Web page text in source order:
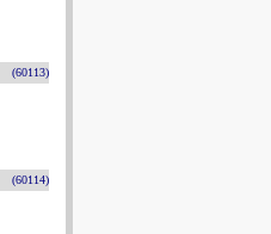
(60113)
(60114)